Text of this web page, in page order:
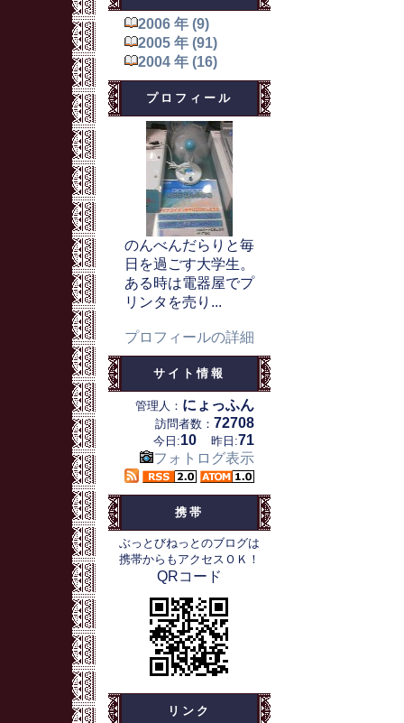
2006 年 (9)
2005 年 (91)
2004 年 (16)
プロフィール
のんべんだらりと毎
日を過ごす大学生。
ある時は電器屋でプ
リンタを売り...
プロフィールの詳細
サイト情報
管理人： にょっふん
訪問者数： 72708
今日:10 昨日:71
フォトログ表示
携帯
ぶっとびねっとのブログは
携帯からもアクセスＯＫ！
QRコード
リンク